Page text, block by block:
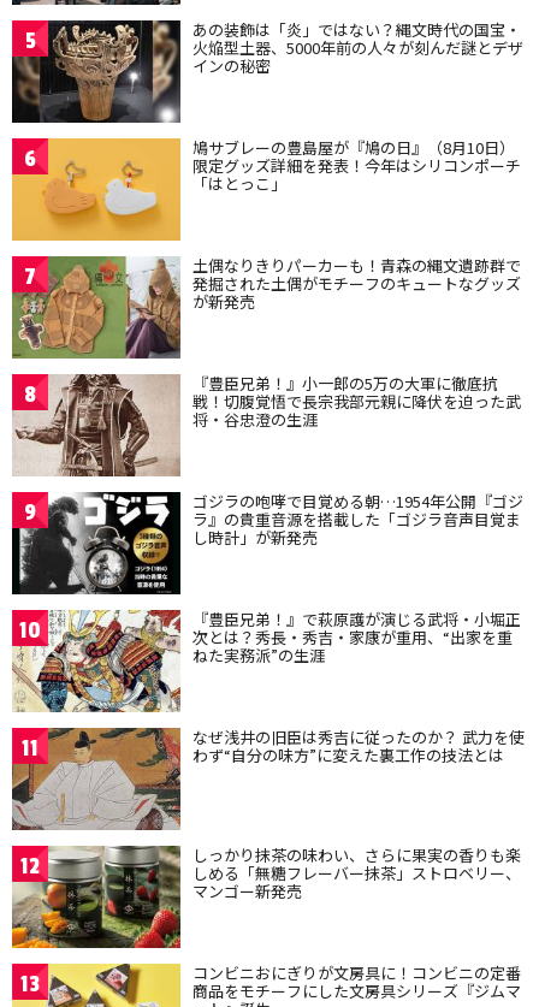
5 あの装飾は「炎」ではない？縄文時代の国宝・
火焔型土器、5000年前の人々が刻んだ謎とデザ
インの秘密
6 鳩サブレーの豊島屋が『鳩の日』（8月10日）
限定グッズ詳細を発表！今年はシリコンポーチ
「はとっこ」
7 土偶なりきりパーカーも！青森の縄文遺跡群で
発掘された土偶がモチーフのキュートなグッズ
が新発売
8 『豊臣兄弟！』小一郎の5万の大軍に徹底抗
戦！切腹覚悟で長宗我部元親に降伏を迫った武
将・谷忠澄の生涯
9 ゴジラの咆哮で目覚める朝…1954年公開『ゴジ
ラ』の貴重音源を搭載した「ゴジラ音声目覚ま
し時計」が新発売
10 『豊臣兄弟！』で萩原護が演じる武将・小堀正
次とは？秀長・秀吉・家康が重用、“出家を重
ねた実務派”の生涯
11 なぜ浅井の旧臣は秀吉に従ったのか？ 武力を使
わず“自分の味方”に変えた裏工作の技法とは
12 しっかり抹茶の味わい、さらに果実の香りも楽
しめる「無糖フレーバー抹茶」ストロベリー、
マンゴー新発売
13 コンビニおにぎりが文房具に！コンビニの定番
商品をモチーフにした文房具シリーズ『ジムマ